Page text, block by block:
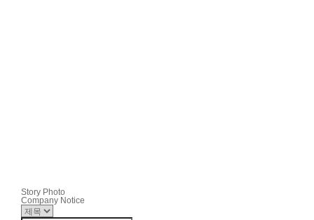
Story Photo
Company Notice